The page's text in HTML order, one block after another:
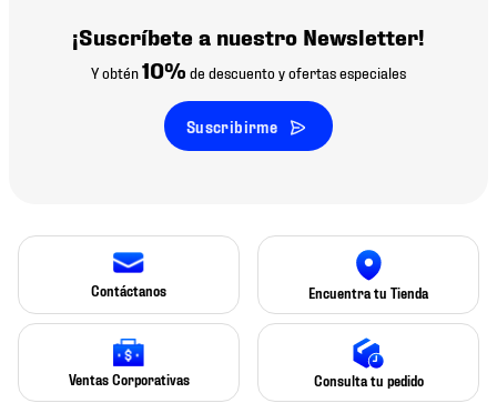
¡Suscríbete a nuestro Newsletter!
Y obtén10% de descuento y ofertas especiales
Suscribirme
Contáctanos Encuentra tu Tienda
Ventas Corporativas Consulta tu pedido